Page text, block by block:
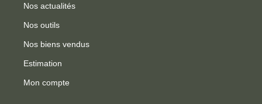
Nos actualités
Nos outils
Nos biens vendus
Estimation
Mon compte